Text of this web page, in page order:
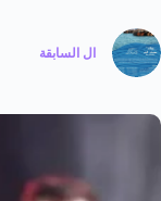
ال السابقة